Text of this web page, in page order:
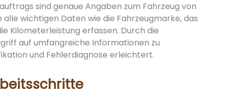
sind genaue Angaben zum Fahrzeug von
wichtigen Daten wie die Fahrzeugmarke, das
Kilometerleistung erfassen. Durch die
auf umfangreiche Informationen zu
und Fehlerdiagnose erleichtert.
tte